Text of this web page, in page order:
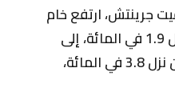
1122 بتوقيت جرينتش، ارتفع خام
برنت 1.18 دولار أو ما يعادل 1.9 في المائة، إلى
63.13 دولار للبرميل، بعد أن نزل 3.8 في المائة،